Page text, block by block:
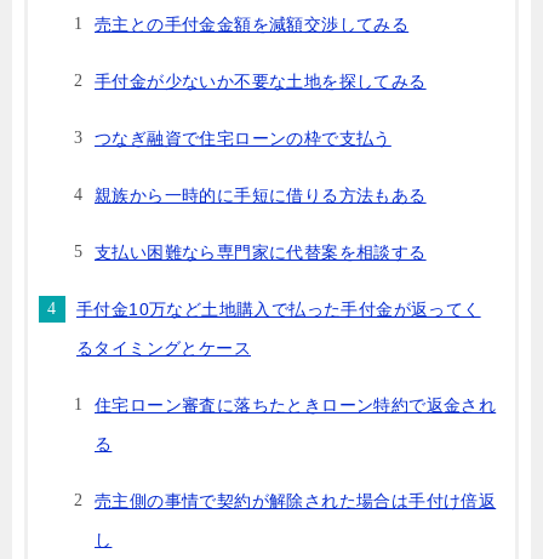
売主との手付金金額を減額交渉してみる
手付金が少ないか不要な土地を探してみる
つなぎ融資で住宅ローンの枠で支払う
親族から一時的に手短に借りる方法もある
支払い困難なら専門家に代替案を相談する
手付金10万など土地購入で払った手付金が返ってく
るタイミングとケース
住宅ローン審査に落ちたときローン特約で返金され
る
売主側の事情で契約が解除された場合は手付け倍返
し